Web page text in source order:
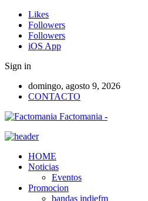
Likes
Followers
Followers
iOS App
Sign in
domingo, agosto 9, 2026
CONTACTO
Factomania -
HOME
Noticias
Eventos
Promocion
bandas indiefm